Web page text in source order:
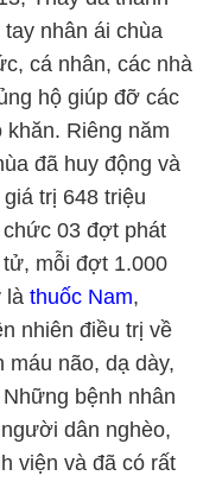
nhân ái chùa
cá nhân, các nhà
hộ giúp đỡ các
Riêng năm
đã huy động và
trị 648 triệu
03 đợt phát
mỗi đợt 1.000
là thuốc Nam,
nhiên điều trị về
não, dạ dày,
bệnh nhân
dân nghèo,
viện và đã có rất